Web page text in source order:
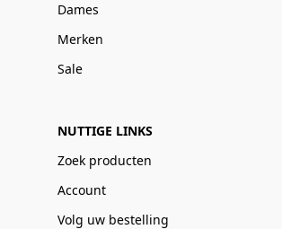
Dames
Merken
Sale
NUTTIGE LINKS
Zoek producten
Account
Volg uw bestelling